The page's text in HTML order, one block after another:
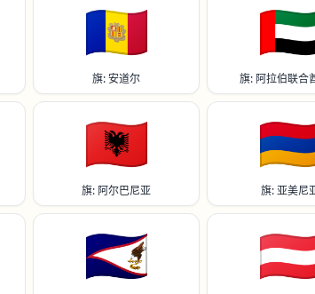
🇦🇩
旗: 安道尔 旗: 阿拉伯联合
🇦🇱
旗: 阿尔巴尼亚 旗: 亚美尼
🇦🇸